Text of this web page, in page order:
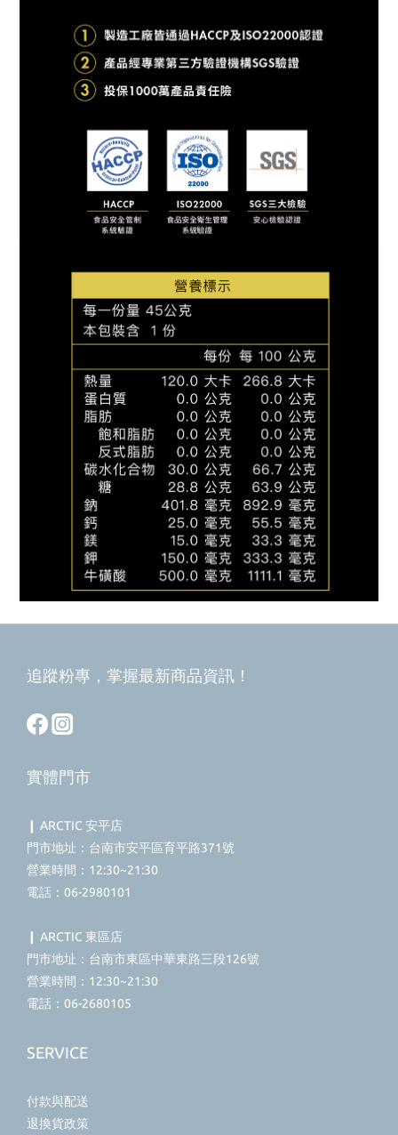
追蹤粉專，掌握最新商品資訊！
實體門市
❙ ARCTIC 安平店
門市地址：台南市安平區育平路371號
營業時間：12:30~21:30
電話：06-2980101
❙ ARCTIC 東區店
門市地址：台南市東區中華東路三段126號
營業時間：12:30~21:30
電話：06-2680105
SERVICE
付款與配送
退換貨政策